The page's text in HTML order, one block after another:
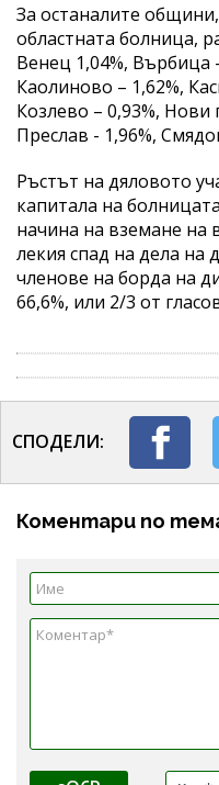
За останалите
областната болница,
Венец 1,04%, Върбица
Каолиново – 1,62%,
Козлево – 0,93%, Нови
Преслав - 1,96%,
Ръстът на дяловото
капитала на
начина на вземане
лекия спад на дела на
членове на борда на
66,6%, или 2/3 от
СПОДЕЛИ:
Коментари по